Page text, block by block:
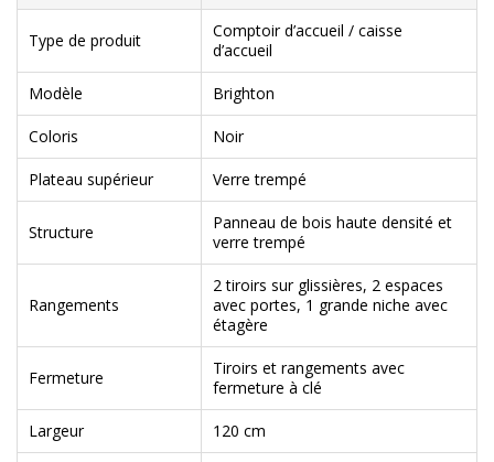
Type de produit
Comptoir d’accueil / caisse
d’accueil
Modèle Brighton
Coloris Noir
Plateau supérieur Verre trempé
Structure
Panneau de bois haute densité et
verre trempé
Rangements
2 tiroirs sur glissières, 2 espaces
avec portes, 1 grande niche avec
étagère
Fermeture
Tiroirs et rangements avec
fermeture à clé
Largeur 120 cm